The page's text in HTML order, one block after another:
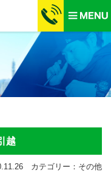
越
カテゴリー：その他